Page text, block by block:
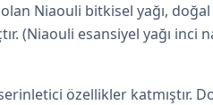
olan Niaouli bitkisel yağı,
(Niaouli esansiyel yağı inci
özellikler katmıştır.